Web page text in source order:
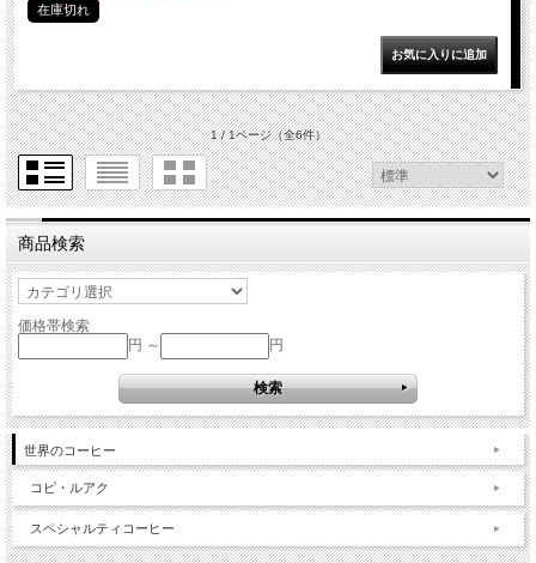
在庫切れ
1 / 1ページ（全6件）
商品検索
価格帯検索
円 ～
円
世界のコーヒー
コピ・ルアク
スペシャルティコーヒー